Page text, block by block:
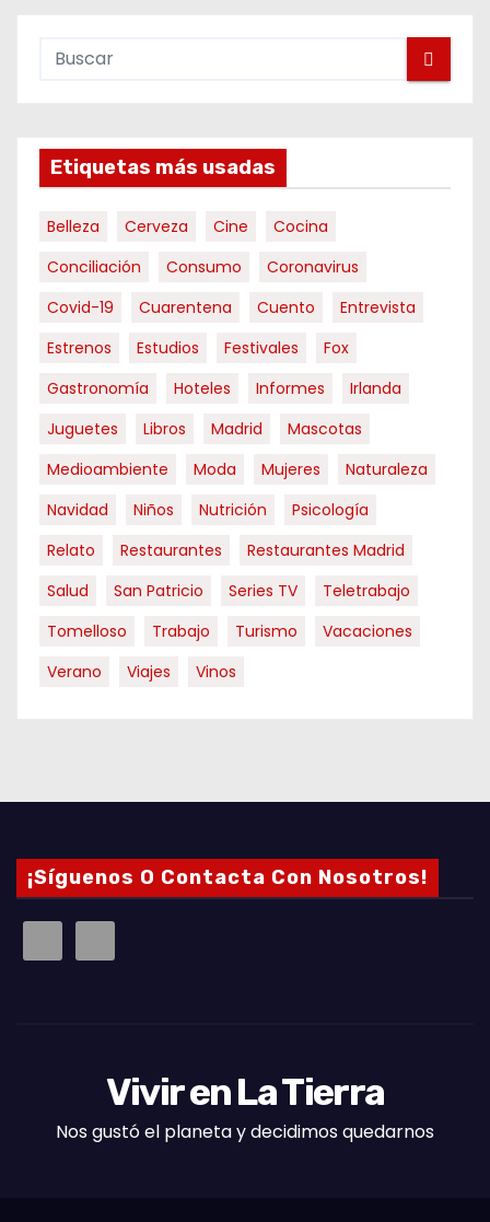
Etiquetas más usadas
Belleza Cerveza Cine
Cocina
Conciliación
Consumo
Coronavirus
Covid-19
Cuarentena Cuento
Entrevista
Estrenos
Estudios Festivales
Fox
Gastronomía
Hoteles Informes
Irlanda
Juguetes
Libros Madrid
Mascotas
Medioambiente
Moda Mujeres
Naturaleza
Navidad
Niños Nutrición
Psicología
Relato
Restaurantes
Restaurantes Madrid
Salud
San Patricio Series TV
Teletrabajo
Tomelloso
Trabajo Turismo
Vacaciones
Verano
Viajes Vinos
¡Síguenos O Contacta Con Nosotros!
Vivir en La Tierra
Nos gustó el planeta y decidimos quedarnos